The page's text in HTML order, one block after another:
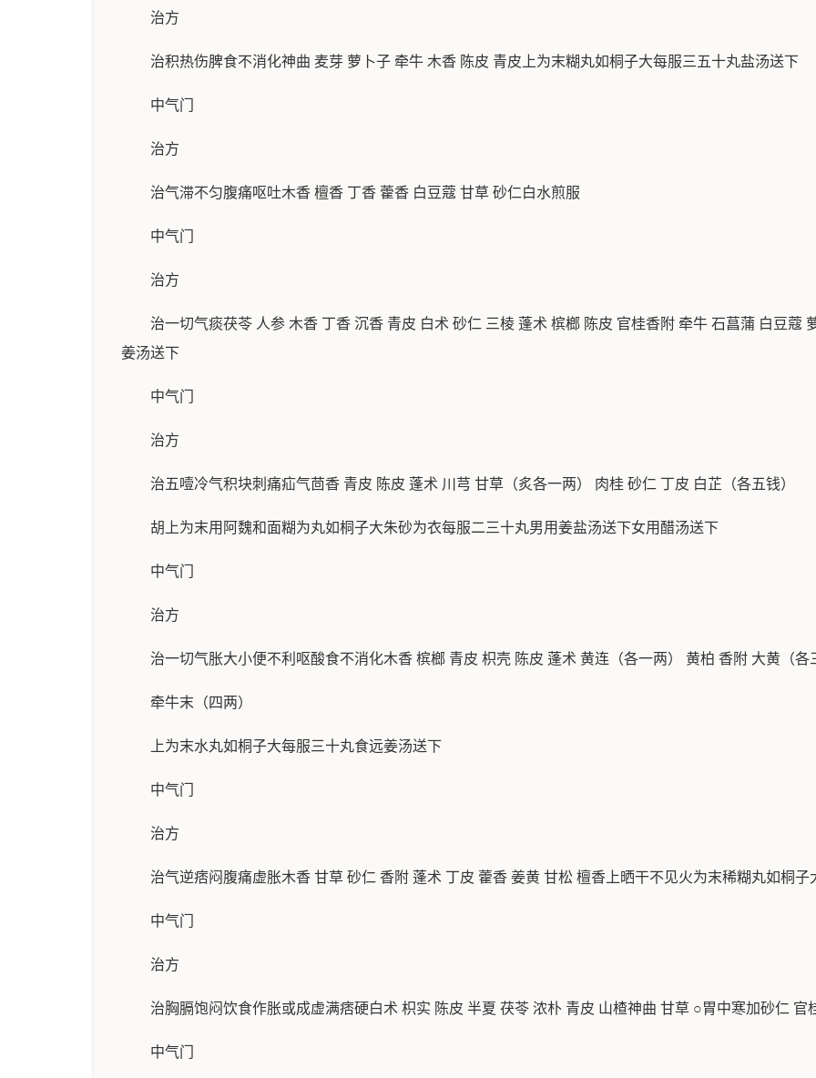
治方
治积热伤脾食不消化神曲 麦芽 萝卜子 牵牛 木香 陈皮 青皮上为末糊丸如桐子大每服三五十丸盐汤送下
中气门
治方
治气滞不匀腹痛呕吐木香 檀香 丁香 藿香 白豆蔻 甘草 砂仁白水煎服
中气门
治方
治一切气痰茯苓 人参 木香 丁香 沉香 青皮 白术 砂仁 三棱 蓬术 槟榔 陈皮 官桂香附 牵牛 石菖蒲 白豆蔻
姜汤送下
中气门
治方
治五噎冷气积块刺痛疝气茴香 青皮 陈皮 蓬术 川芎 甘草（炙各一两） 肉桂 砂仁 丁皮 白芷（各五钱）
胡上为末用阿魏和面糊为丸如桐子大朱砂为衣每服二三十丸男用姜盐汤送下女用醋汤送下
中气门
治方
治一切气胀大小便不利呕酸食不消化木香 槟榔 青皮 枳壳 陈皮 蓬术 黄连（各一两） 黄柏 香附 大黄（各
牵牛末（四两）
上为末水丸如桐子大每服三十丸食远姜汤送下
中气门
治方
治气逆痞闷腹痛虚胀木香 甘草 砂仁 香附 蓬术 丁皮 藿香 姜黄 甘松 檀香上晒干不见火为末稀糊丸如桐
中气门
治方
治胸膈饱闷饮食作胀或成虚满痞硬白术 枳实 陈皮 半夏 茯苓 浓朴 青皮 山楂神曲 甘草 ○胃中寒加砂仁 官
中气门